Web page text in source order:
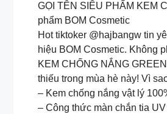
GỌI TÊN SIÊU PHẨM KEM
phẩm BOM Cosmetic
Hot tiktoker @hajbangw tin
hiệu BOM Cosmetic. Không
KEM CHỐNG NẮNG
thiếu trong mùa hè này! Vì
– Kem chống nắng vật lý
– Công thức màn chắn tia